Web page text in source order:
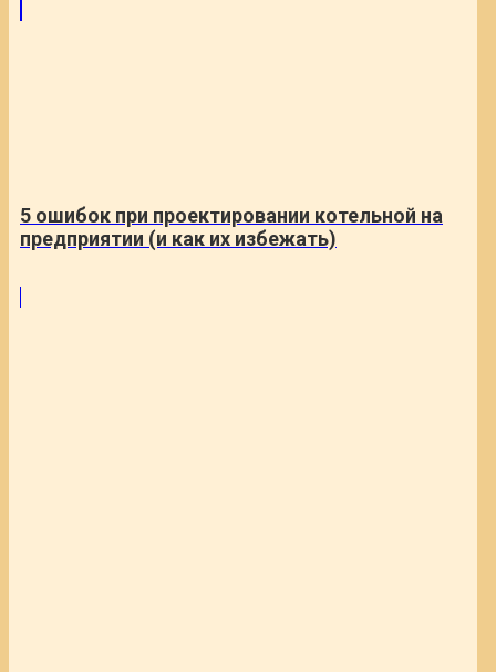
5 ошибок при проектировании котельной на
предприятии (и как их избежать)